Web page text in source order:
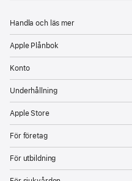
Handla och läs mer
Apple Plånbok
Konto
Underhållning
Apple Store
För företag
För utbildning